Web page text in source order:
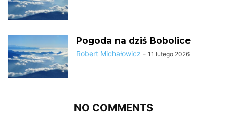
Pogoda na dziś Bobolice
Robert Michałowicz - 11 lutego 2026
NO COMMENTS